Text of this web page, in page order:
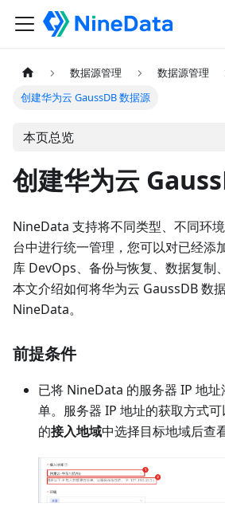
数据源管理 数据源管理
创建华为云 GaussDB 数据源
本页总览
创建华为云
NineData 支持将不同类型、不同环
台中进行统一管理，您可以对已经添
库 DevOps、备份与恢复、数据复制
本文介绍如何将华为云 GaussDB 数
NineData。
前提条件
已将 NineData 的服务器 IP 地址
单。服务器 IP 地址的获取方式可
的接入地域中选择目标地域后查看